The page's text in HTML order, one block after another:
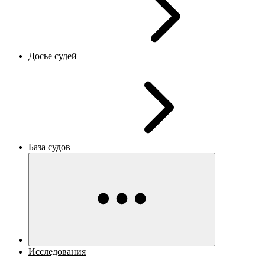
Досье судей
База судов
Исследования